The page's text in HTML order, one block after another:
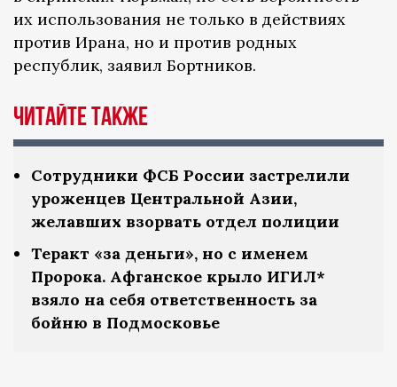
их использования не только в действиях
против Ирана, но и против родных
республик, заявил Бортников.
Читайте также
Сотрудники ФСБ России застрелили
уроженцев Центральной Азии,
желавших взорвать отдел полиции
Теракт «за деньги», но с именем
Пророка. Афганское крыло ИГИЛ*
взяло на себя ответственность за
бойню в Подмосковье